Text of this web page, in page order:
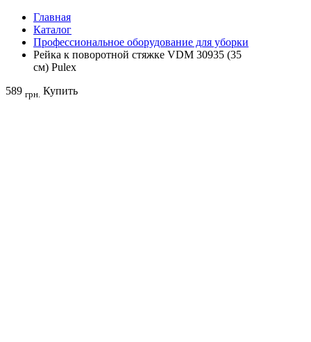
Главная
Каталог
Профессиональное оборудование для уборки
Рейка к поворотной стяжке VDM 30935 (35
см) Pulex
589 грн. Купить